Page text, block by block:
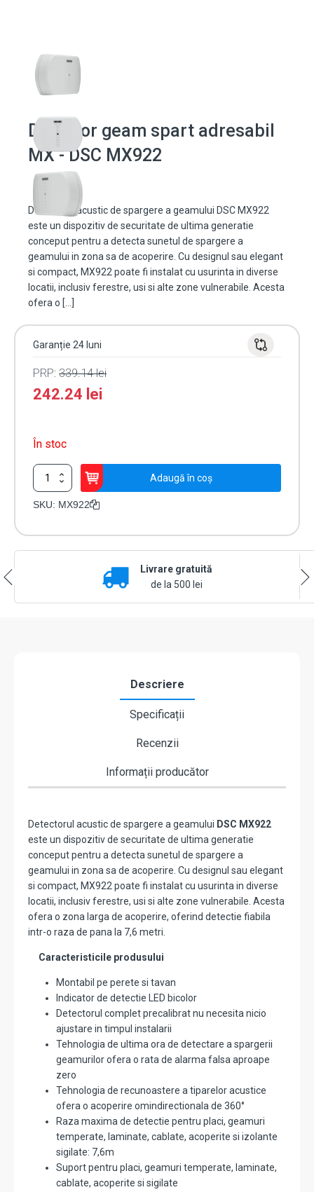
Detector geam spart adresabil
MX - DSC MX922
Detectorul acustic de spargere a geamului DSC MX922
este un dispozitiv de securitate de ultima generatie
conceput pentru a detecta sunetul de spargere a
geamului in zona sa de acoperire. Cu designul sau elegant
si compact, MX922 poate fi instalat cu usurinta in diverse
locatii, inclusiv ferestre, usi si alte zone vulnerabile. Acesta
ofera o […]
Garanție 24 luni
PRP: 339.14lei
242.24 lei
În stoc
Cantitate
Detector
geam
Adaugă în coș
SKU: MX922
Livrare gratuită
de la 500 lei
Descriere
Specificații
Recenzii
Informații producător
Detectorul acustic de spargere a geamului DSC MX922
este un dispozitiv de securitate de ultima generatie
conceput pentru a detecta sunetul de spargere a
geamului in zona sa de acoperire. Cu designul sau elegant
si compact, MX922 poate fi instalat cu usurinta in diverse
locatii, inclusiv ferestre, usi si alte zone vulnerabile. Acesta
ofera o zona larga de acoperire, oferind detectie fiabila
intr-o raza de pana la 7,6 metri.
Caracteristicile produsului
Montabil pe perete si tavan
Indicator de detectie LED bicolor
Detectorul complet precalibrat nu necesita nicio
ajustare in timpul instalarii
Tehnologia de ultima ora de detectare a spargerii
geamurilor ofera o rata de alarma falsa aproape
zero
Tehnologia de recunoastere a tiparelor acustice
ofera o acoperire omindirectionala de 360°
Raza maxima de detectie pentru placi, geamuri
temperate, laminate, cablate, acoperite si izolante
sigilate: 7,6m
Suport pentru placi, geamuri temperate, laminate,
cablate, acoperite si sigilate